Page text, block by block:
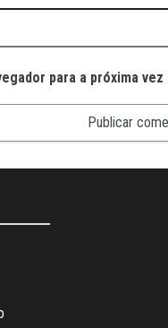
para a próxima